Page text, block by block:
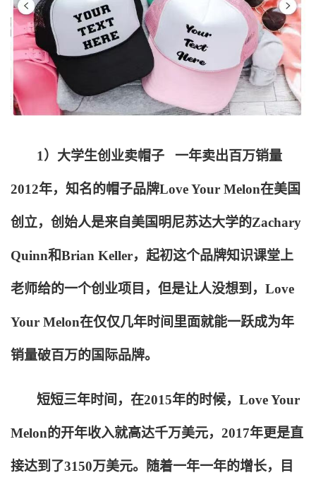
1 ）大学生创业卖帽子 一年卖出百万销量
2012年，知名的帽子品牌Love Your Melon在美国
创立，创始人是来自美国明尼苏达大学的Zachary
Quinn和Brian Keller，起初这个品牌知识课堂上
老师给的一个创业项目，但是让人没想到，Love
Your Melon在仅仅几年时间里面就能一跃成为年
销量破百万的国际品牌。
短短三年时间，在2015年的时候，Love Your
Melon的开年收入就高达千万美元，2017年更是直
接达到了3150万美元。随着一年一年的增长，目